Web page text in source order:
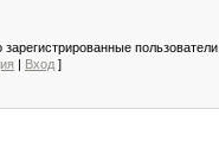
пользователи.
| Вход ]